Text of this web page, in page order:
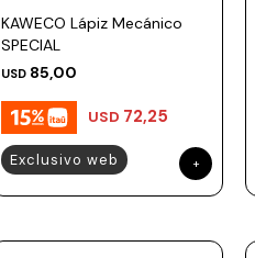
KAWECO Lápiz Mecánico
SPECIAL
USD 85,00
USD 72,25
Exclusivo web